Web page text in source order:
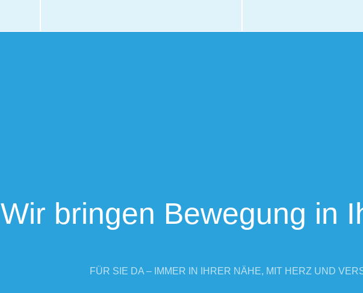
Wir bringen Bewegung in
FÜR SIE DA – IMMER IN IHRER NÄHE, MIT HERZ UND